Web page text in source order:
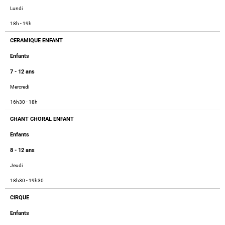
Lundi
18h - 19h
CERAMIQUE ENFANT
Enfants
7 - 12 ans
Mercredi
16h30 - 18h
CHANT CHORAL ENFANT
Enfants
8 - 12 ans
Jeudi
18h30 - 19h30
CIRQUE
Enfants